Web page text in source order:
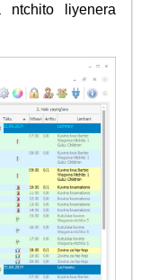
ntchito liyenera